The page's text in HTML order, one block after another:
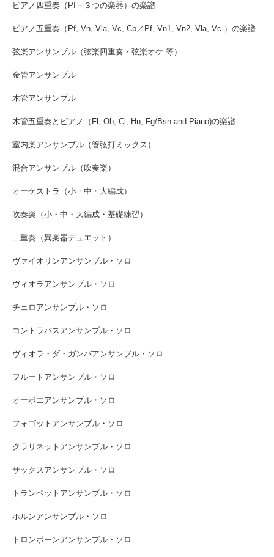
ピアノ四重奏（Pf＋３つの楽器）の楽譜
ピアノ五重奏（Pf, Vn, Vla, Vc, Cb／Pf, Vn1, Vn2, Vla, Vc ）の楽譜
弦楽アンサンブル（弦楽四重奏・弦楽オケ 等）
金管アンサンブル
木管アンサンブル
木管五重奏とピアノ（Fl, Ob, Cl, Hn, Fg/Bsn and Piano)の楽譜
室内楽アンサンブル（管弦打ミックス）
混合アンサンブル（吹奏楽）
オーケストラ（小・中・大編成）
吹奏楽（小・中・大編成・基礎練習）
二重奏（異楽器デュエット）
ヴァイオリンアンサンブル・ソロ
ヴィオラアンサンブル・ソロ
チェロアンサンブル・ソロ
コントラバスアンサンブル・ソロ
ヴィオラ・ダ・ガンバアンサンブル・ソロ
フルートアンサンブル・ソロ
オーボエアンサンブル・ソロ
フォゴットアンサンブル・ソロ
クラリネットアンサンブル・ソロ
サックスアンサンブル・ソロ
トランペットアンサンブル・ソロ
ホルンアンサンブル・ソロ
トロンボーンアンサンブル・ソロ